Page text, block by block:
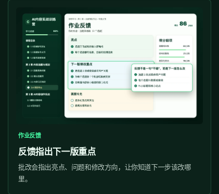
作业反馈
反馈指出下一版重点
批改会指出亮点、问题和修改方向，让你知道下一步该改哪
里。